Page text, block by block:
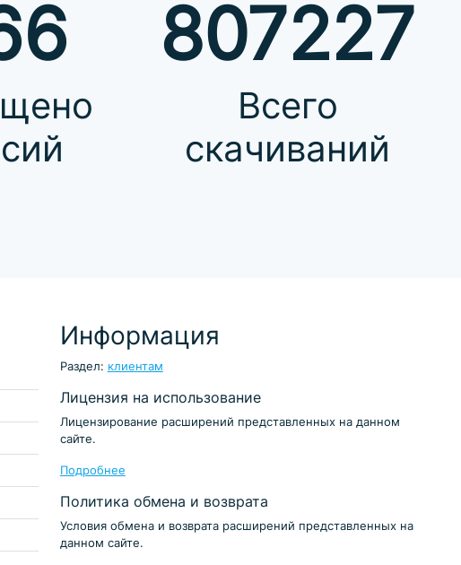
807227
Всего
скачиваний
Информация
Раздел: клиентам
Лицензия на использование
Лицензирование расширений представленных на данном
сайте.
Подробнее
Политика обмена и возврата
Условия обмена и возврата расширений представленных на
данном сайте.